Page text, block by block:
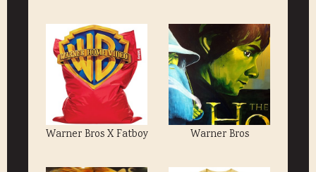
Warner Bros X Fatboy Warner Bros